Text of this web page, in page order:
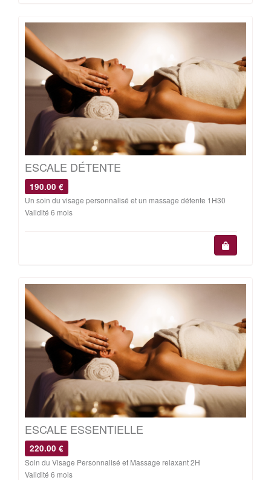
ESCALE DÉTENTE
190.00 €
Un soin du visage personnalisé et un massage détente 1H30
Validité 6 mois
ESCALE ESSENTIELLE
220.00 €
Soin du Visage Personnalisé et Massage relaxant 2H
Validité 6 mois